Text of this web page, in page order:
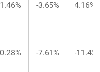
1.46% -3.65% 4.16%
0.28% -7.61% -